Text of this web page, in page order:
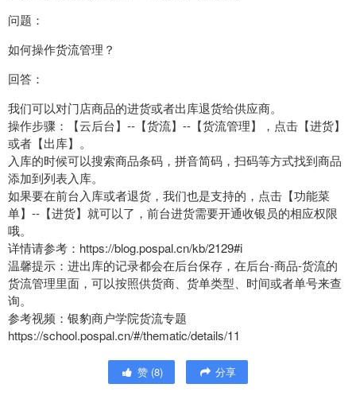
问题：
如何操作货流管理？
回答：
我们可以对门店商品的进货或者出库退货给供应商。
操作步骤：【云后台】--【货流】--【货流管理】，点击【进货】
或者【出库】。
入库的时候可以搜索商品条码，拼音简码，扫码等方式找到商品
添加到列表入库。
如果要在前台入库或者退货，我们也是支持的，点击【功能菜
单】--【进货】就可以了，前台进货需要开通收银员的相应权限
哦。
详情请参考：https://blog.pospal.cn/kb/2129#i
温馨提示：进出库的记录都会在后台保存，在后台-商品-货流的
货流管理里面，可以按照供货商、货单类型、时间或者单号来查
询。
参考视频：银豹商户学院货流专题
https://school.pospal.cn/#/thematic/details/11
赞 (8) 分享